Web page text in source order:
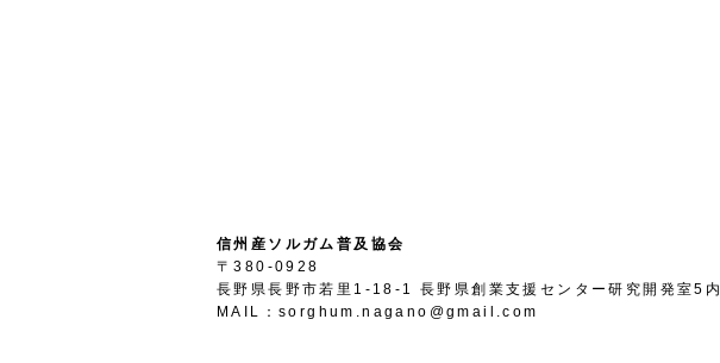
信州産ソルガム普及協会
〒380-0928
長野県長野市若里1-18-1 長野県創業支援センター研究開発室5内
MAIL：sorghum.nagano@gmail.com